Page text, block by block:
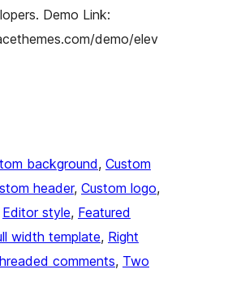
Demo Link:
demo/elev
background, Custom
header, Custom logo
Editor style, Featured
width template, Right
comments, Two